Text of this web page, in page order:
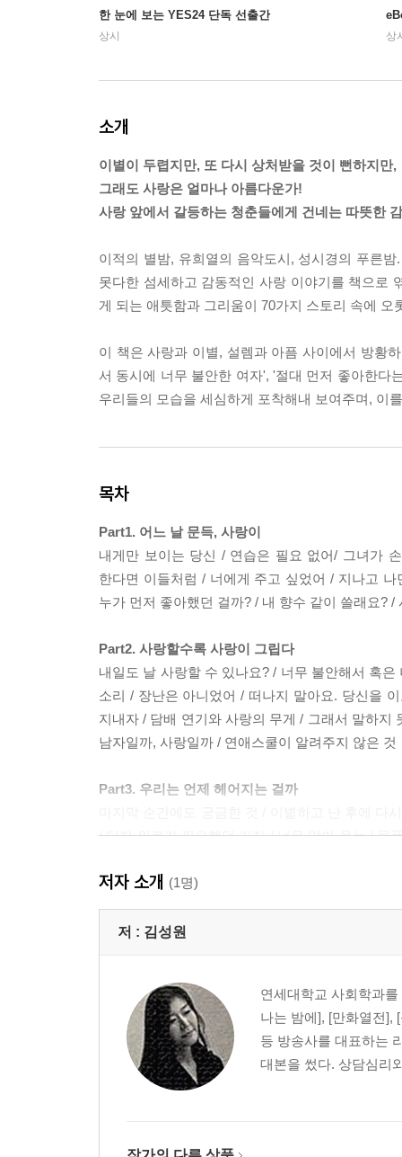
한 눈에 보는 YES24 단독 선출간
상시 상
소개
이별이 두렵지만, 또 다시 상처받을 것이 뻔하지만,
그래도 사랑은 얼마나 아름다운가!
사랑 앞에서 갈등하는 청춘들에게 건네는 따뜻한
이적의 별밤, 유희열의 음악도시, 성시경의 푸른
못다한 섬세하고 감동적인 사랑 이야기를 책으로
게 되는 애틋함과 그리움이 70가지 스토리 속에 오
이 책은 사랑과 이별, 설렘과 아픔 사이에서 방황
서 동시에 너무 불안한 여자', '절대 먼저 좋아한다
우리들의 모습을 세심하게 포착해내 보여주며, 이
목차
Part1. 어느 날 문득, 사랑이
내게만 보이는 당신 / 연습은 필요 없어/ 그녀가
한다면 이들처럼 / 너에게 주고 싶었어 / 지나고
누가 먼저 좋아했던 걸까? / 내 향수 같이 쓸래요?
Part2. 사랑할수록 사랑이 그립다
내일도 날 사랑할 수 있나요? / 너무 불안해서 혹
소리 / 장난은 아니었어 / 떠나지 말아요. 당신을
지내자 / 담배 연기와 사랑의 무게 / 그래서 말하
남자일까, 사랑일까 / 연애스쿨이 알려주지 않은 것
Part3. 우리는 언제 헤어지는 걸까
/ 단지 위로가 필요했던 거지 / 너무 많이 웃는 / 물
길들
Part4. 사랑, 또다시 널 만날 수 있을까
햄버거 먹는 방식 - 영진의 2초 / 그녀의 햄버거
후에도 당신을 사랑할 수 있을까요? / Famous
저자 소개 (1명)
저 : 김성원
연세대학교 사회학과
나는 밤에], [만화열전],
등 방송사를 대표하는
대본을 썼다. 상담심리